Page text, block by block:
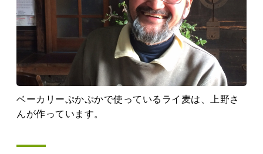
ベーカリーぷかぷかで使っているライ麦は、上野さ
んが作っています。